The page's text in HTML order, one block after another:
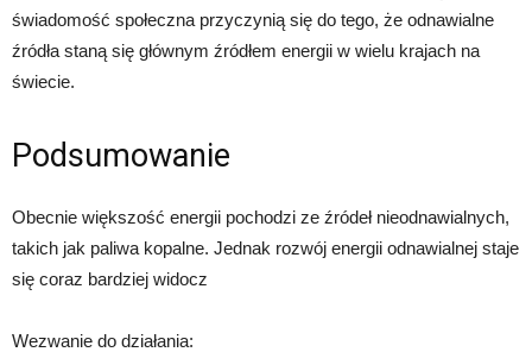
świadomość społeczna przyczynią się do tego, że odnawialne
źródła staną się głównym źródłem energii w wielu krajach na
świecie.
Podsumowanie
Obecnie większość energii pochodzi ze źródeł nieodnawialnych,
takich jak paliwa kopalne. Jednak rozwój energii odnawialnej staje
się coraz bardziej widocz
Wezwanie do działania: